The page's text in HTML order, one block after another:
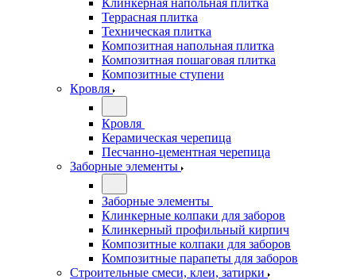
Клинкерная напольная плитка
Террасная плитка
Техническая плитка
Композитная напольная плитка
Композитная пошаговая плитка
Композитные ступени
Кровля
Кровля
Керамическая черепица
Песчанно-цементная черепица
Заборные элементы
Заборные элементы
Клинкерные колпаки для заборов
Клинкерный профильный кирпич
Композитные колпаки для заборов
Композитные парапеты для заборов
Строительные смеси, клеи, затирки